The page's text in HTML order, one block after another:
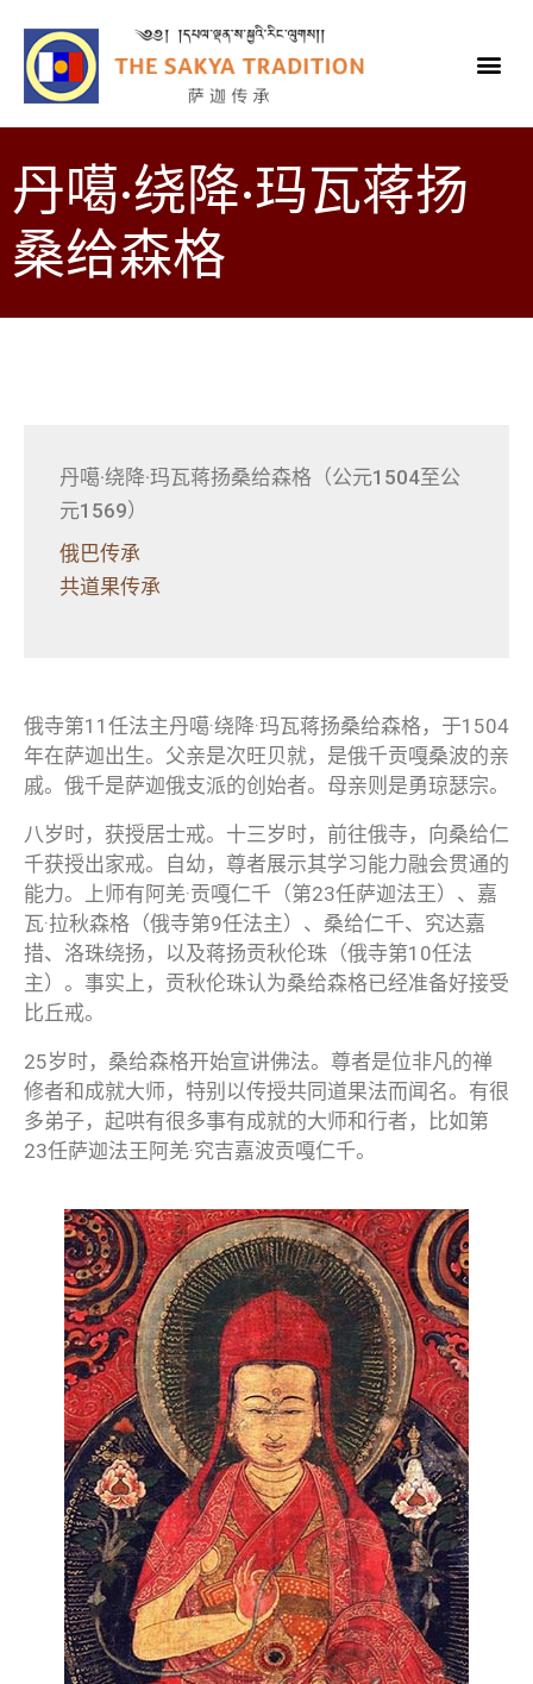
丹噶·绕降·玛瓦蒋扬
桑给森格
丹噶·绕降·玛瓦蒋扬桑给森格（公元1504至公
元1569）
俄巴传承
共道果传承
俄寺第11任法主丹噶·绕降·玛瓦蒋扬桑给森格，于1504
年在萨迦出生。父亲是次旺贝就，是俄千贡嘎桑波的亲
戚。俄千是萨迦俄支派的创始者。母亲则是勇琼瑟宗。
八岁时，获授居士戒。十三岁时，前往俄寺，向桑给仁
千获授出家戒。自幼，尊者展示其学习能力融会贯通的
能力。上师有阿羌·贡嘎仁千（第23任萨迦法王）、嘉
瓦·拉秋森格（俄寺第9任法主）、桑给仁千、究达嘉
措、洛珠绕扬，以及蒋扬贡秋伦珠（俄寺第10任法
主）。事实上，贡秋伦珠认为桑给森格已经准备好接受
比丘戒。
25岁时，桑给森格开始宣讲佛法。尊者是位非凡的禅
修者和成就大师，特别以传授共同道果法而闻名。有很
多弟子，起哄有很多事有成就的大师和行者，比如第
23任萨迦法王阿羌·究吉嘉波贡嘎仁千。